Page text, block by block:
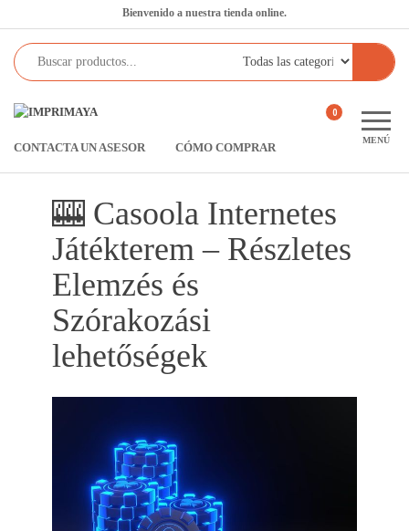
al
contenido
Bienvenido a nuestra tienda online.
todo!
MENÚ
0
CONTACTA UN ASESOR CÓMO COMPRAR
🎰 Casoola Internetes
Játékterem – Részletes
Elemzés és
Szórakozási
lehetőségek